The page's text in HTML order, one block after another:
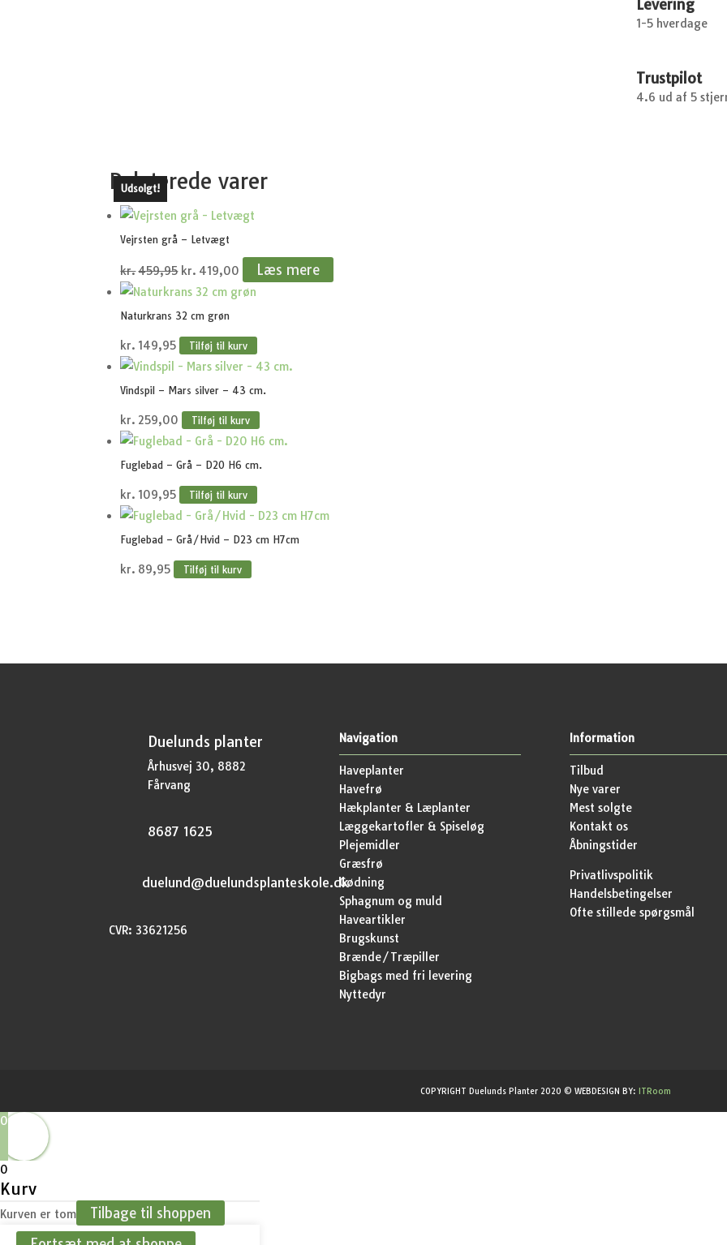
Levering
1-5 hverdage
Trustpilot
4.6 ud af 5
Relaterede varer
Udsolgt!
Vejrsten grå – Letvægt
kr.459,95 Den
oprindelige
pris
kr.459,95.
kr. 419,00 Den
aktuelle
kr.419,00.
Læs mere
Naturkrans 32 cm grøn
kr. 149,95 Tilføj til kurv
Vindspil – Mars silver – 43 cm.
kr. 259,00 Tilføj til kurv
Fuglebad – Grå – D20 H6 cm.
kr. 109,95 Tilføj til kurv
Fuglebad – Grå/Hvid – D23 cm H7cm
kr. 89,95 Tilføj til kurv
Duelunds planter
Århusvej 30, 8882
Fårvang
8687 1625
duelund@duelundsplanteskole.dk
CVR: 33621256
Navigation
Haveplanter
Havefrø
Hækplanter & Læplanter
Læggekartofler & Spiseløg
Plejemidler
Græsfrø
Gødning
Sphagnum og muld
Haveartikler
Brugskunst
Brænde/Træpiller
Bigbags med fri levering
Nyttedyr
Information
Tilbud
Nye varer
Mest solgte
Kontakt os
Åbningstider
Privatlivspolitik
Handelsbetingelser
Ofte stillede spørgsmål
COPYRIGHT Duelunds Planter 2020 © WEBDESIGN BY: ITRoom
0
0
Kurv
Kurven er tom
Tilbage til shoppen